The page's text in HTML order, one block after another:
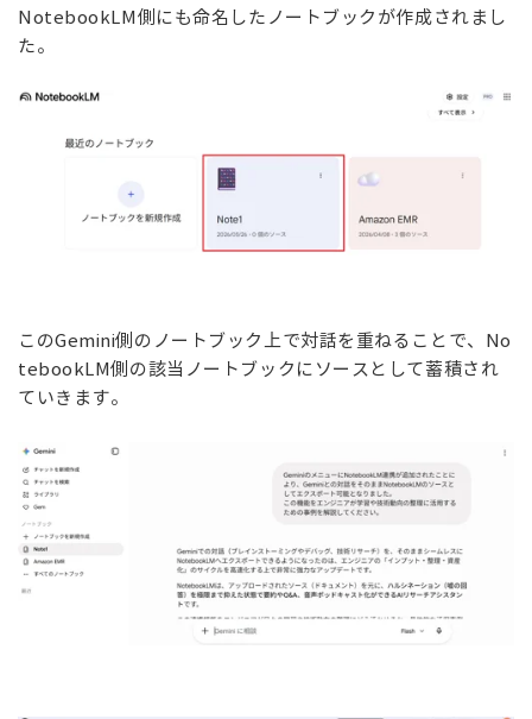
NotebookLM側にも命名したノートブックが作成されまし
た。
このGemini側のノートブック上で対話を重ねることで、No
tebookLM側の該当ノートブックにソースとして蓄積され
ていきます。